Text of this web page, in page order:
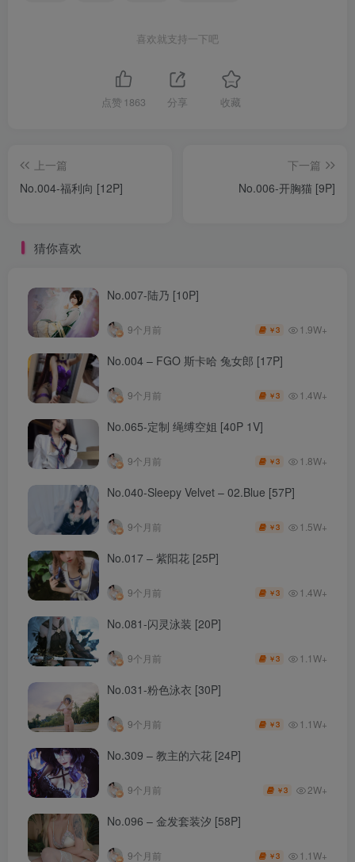
喜欢就支持一下吧
点赞 1863 分享 收藏
上一篇
No.004-福利向 [12P]
下一篇
No.006-开胸猫 [9P]
猜你喜欢
No.007-陆乃 [10P]
9个月前 ￥3 1.9W+
No.004 – FGO 斯卡哈 兔女郎 [17P]
9个月前 ￥3 1.4W+
No.065-定制 绳缚空姐 [40P 1V]
9个月前 ￥3 1.8W+
No.040-Sleepy Velvet – 02.Blue [57P]
9个月前 ￥3 1.5W+
No.017 – 紫阳花 [25P]
9个月前 ￥3 1.4W+
No.081-闪灵泳装 [20P]
9个月前 ￥3 1.1W+
No.031-粉色泳衣 [30P]
9个月前 ￥3 1.1W+
No.309 – 教主的六花 [24P]
9个月前 ￥3 2W+
No.096 – 金发套装汐 [58P]
9个月前 ￥3 1.1W+